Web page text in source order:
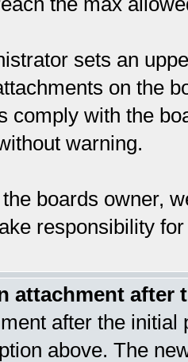
sets an
on the
comply with the
warning.
boards owner,
responsibility
attachment after
after the
above. The